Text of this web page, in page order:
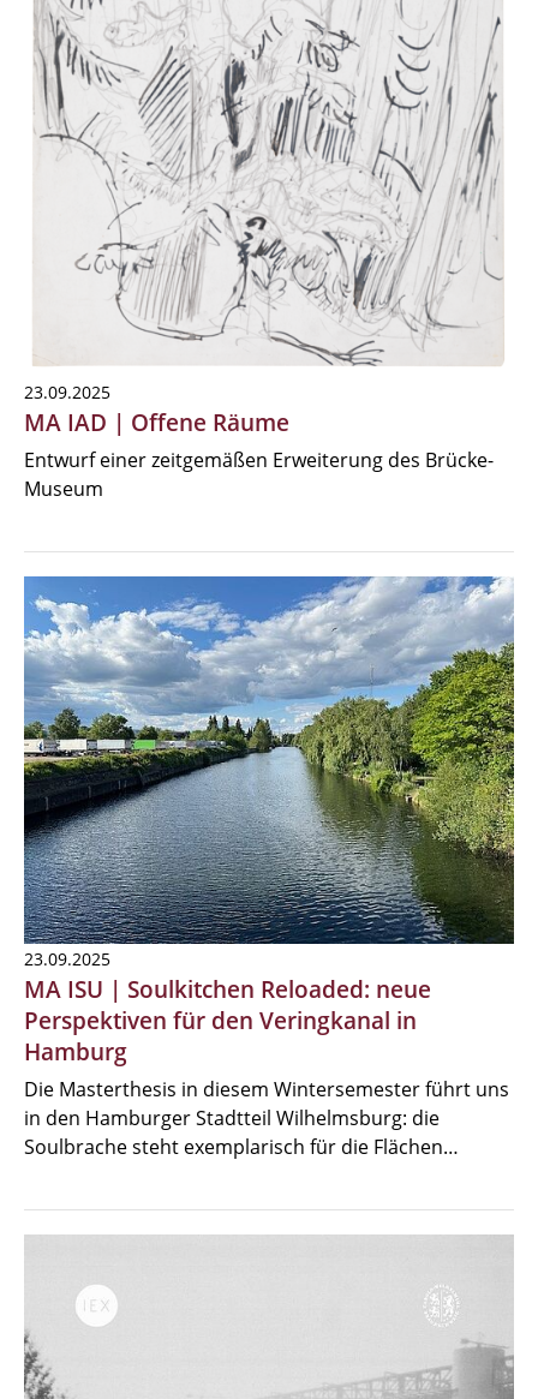
23.09.2025
MA IAD | Offene Räume
Entwurf einer zeitgemäßen Erweiterung des Brücke-
Museum
23.09.2025
MA ISU | Soulkitchen Reloaded: neue
Perspektiven für den Veringkanal in
Hamburg
Die Masterthesis in diesem Wintersemester führt uns
in den Hamburger Stadtteil Wilhelmsburg: die
Soulbrache steht exemplarisch für die Flächen…